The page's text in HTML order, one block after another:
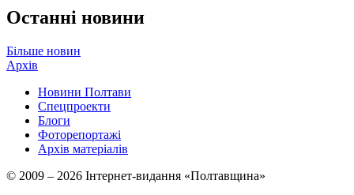
Останні новини
Більше новин
Архів
Новини Полтави
Спецпроекти
Блоги
Фоторепортажі
Архів матеріалів
© 2009 – 2026 Інтернет-видання «Полтавщина»